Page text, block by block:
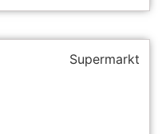
Supermarkt